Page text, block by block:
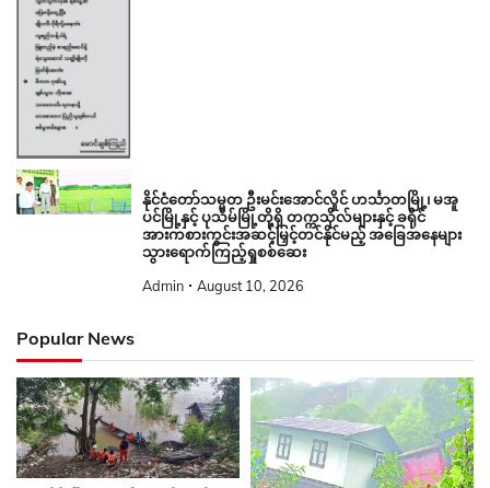
နိုင်ငံတော်သမ္မတ ဦးမင်းအောင်လှိုင် ဟင်္သာတမြို့၊ မအူ
ပင်မြို့နှင့် ပုသိမ်မြို့တို့ရှိ တက္ကသိုလ်များနှင့် ခရိုင်
အားကစားကွင်းအဆင့်မြှင့်တင်နိုင်မည့် အခြေအနေများ
သွားရောက်ကြည့်ရှုစစ်ဆေး
Admin August 10, 2026
Popular News